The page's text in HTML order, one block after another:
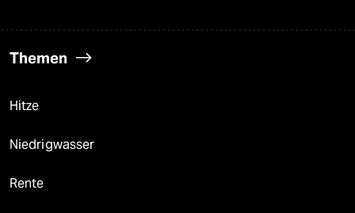
Themen
Hitze
Niedrigwasser
Rente